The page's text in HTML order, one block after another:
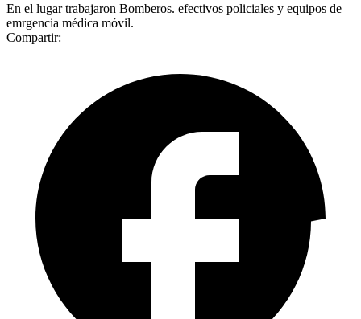
En el lugar trabajaron Bomberos. efectivos policiales y equipos de
emrgencia médica móvil.
Compartir: